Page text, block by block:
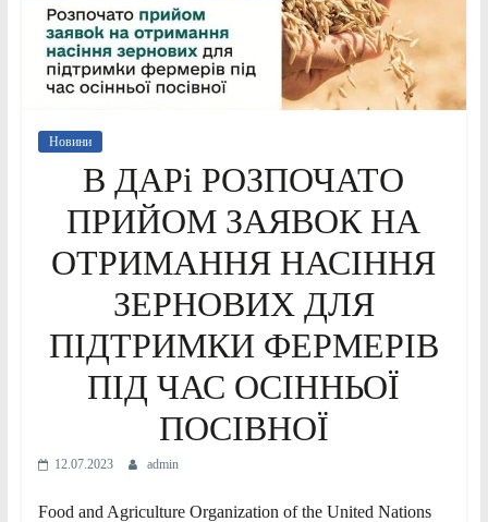
Новини
В ДАРі РОЗПОЧАТО
ПРИЙОМ ЗАЯВОК НА
ОТРИМАННЯ НАСІННЯ
ЗЕРНОВИХ ДЛЯ
ПІДТРИМКИ ФЕРМЕРІВ
ПІД ЧАС ОСІННЬОЇ
ПОСІВНОЇ
12.07.2023 admin
Food and Agriculture Organization of the United Nations